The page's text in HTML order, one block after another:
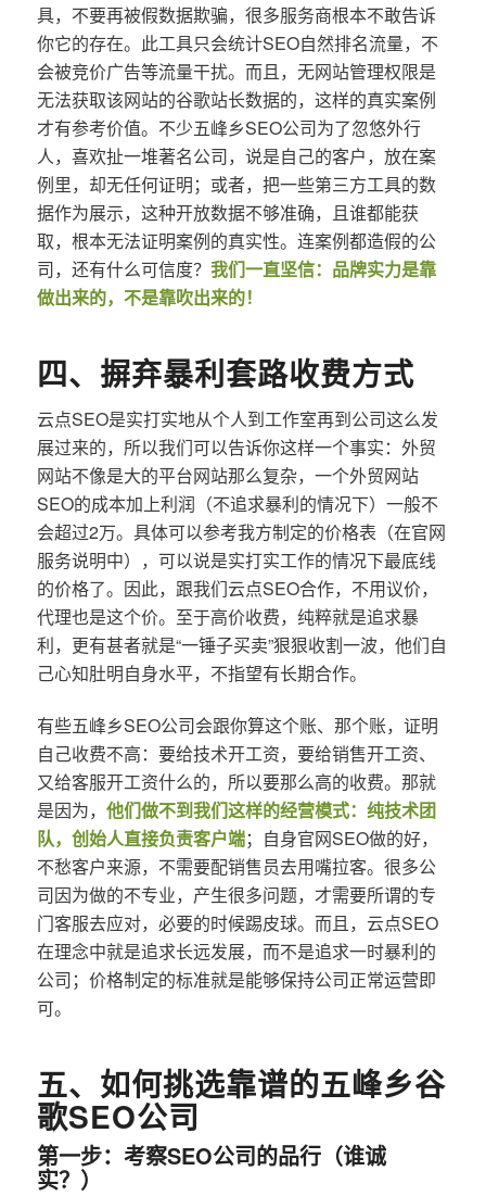
具，不要再被假数据欺骗，很多服务商根本不敢告诉
你它的存在。此工具只会统计SEO自然排名流量，不
会被竞价广告等流量干扰。而且，无网站管理权限是
无法获取该网站的谷歌站长数据的，这样的真实案例
才有参考价值。不少五峰乡SEO公司为了忽悠外行
人，喜欢扯一堆著名公司，说是自己的客户，放在案
例里，却无任何证明；或者，把一些第三方工具的数
据作为展示，这种开放数据不够准确，且谁都能获
取，根本无法证明案例的真实性。连案例都造假的公
司，还有什么可信度？ 我们一直坚信：品牌实力是靠
做出来的，不是靠吹出来的！
四、摒弃暴利套路收费方式
云点SEO是实打实地从个人到工作室再到公司这么发
展过来的，所以我们可以告诉你这样一个事实：外贸
网站不像是大的平台网站那么复杂，一个外贸网站
SEO的成本加上利润（不追求暴利的情况下）一般不
会超过2万。具体可以参考我方制定的价格表（在官网
服务说明中），可以说是实打实工作的情况下最底线
的价格了。因此，跟我们云点SEO合作，不用议价，
代理也是这个价。至于高价收费，纯粹就是追求暴
利，更有甚者就是“一锤子买卖”狠狠收割一波，他们自
己心知肚明自身水平，不指望有长期合作。
有些五峰乡SEO公司会跟你算这个账、那个账，证明
自己收费不高：要给技术开工资，要给销售开工资、
又给客服开工资什么的，所以要那么高的收费。那就
是因为， 他们做不到我们这样的经营模式：纯技术团
队，创始人直接负责客户端；自身官网SEO做的好，
不愁客户来源，不需要配销售员去用嘴拉客。很多公
司因为做的不专业，产生很多问题，才需要所谓的专
门客服去应对，必要的时候踢皮球。而且，云点SEO
在理念中就是追求长远发展，而不是追求一时暴利的
公司；价格制定的标准就是能够保持公司正常运营即
可。
五、如何挑选靠谱的五峰乡谷
歌SEO公司
第一步：考察SEO公司的品行（谁诚
实？）